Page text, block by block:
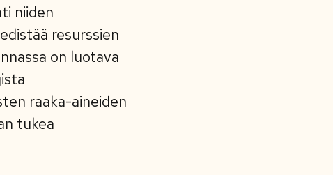
niiden
resurssien
on luotava
raaka-aineiden
tukea